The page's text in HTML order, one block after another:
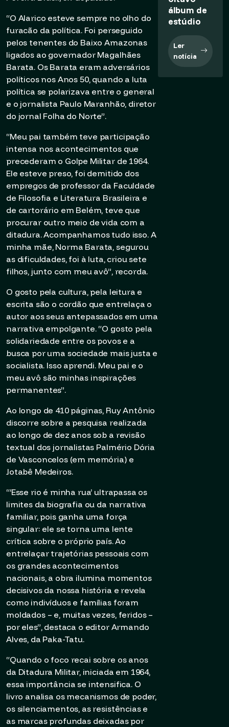
“O Alarico esteve sempre no olho do
furacão da política. Foi perseguido
pelos tenentes do Baixo Amazonas
ligados ao governador Magalhães
Barata. Os Barata eram adversários
políticos nos Anos 50, quando a luta
política se polarizava entre o general
e o jornalista Paulo Maranhão, diretor
do jornal Folha do Norte”.
“Meu pai também teve participação
intensa nos acontecimentos que
precederam o Golpe Militar de 1964.
Ele esteve preso, foi demitido dos
empregos de professor da Faculdade
de Filosofia e Literatura Brasileira e
de cartorário em Belém, teve que
procurar outro meio de vida com a
ditadura. Acompanhamos tudo isso. A
minha mãe, Norma Barata, segurou
as dificuldades, foi à luta, criou sete
filhos, junto com meu avô”, recorda.
O gosto pela cultura, pela leitura e
escrita são o cordão que entrelaça o
autor aos seus antepassados em uma
narrativa empolgante. “O gosto pela
solidariedade entre os povos e a
busca por uma sociedade mais justa e
socialista. Isso aprendi. Meu pai e o
meu avô são minhas inspirações
permanentes”.
Ao longo de 410 páginas, Ruy Antônio
discorre sobre a pesquisa realizada
ao longo de dez anos sob a revisão
textual dos jornalistas Palmério Dória
de Vasconcelos (em memória) e
Jotabê Medeiros.
“‘Esse rio é minha rua’ ultrapassa os
limites da biografia ou da narrativa
familiar, pois ganha uma força
singular: ele se torna uma lente
crítica sobre o próprio país. Ao
entrelaçar trajetórias pessoais com
os grandes acontecimentos
nacionais, a obra ilumina momentos
decisivos da nossa história e revela
como indivíduos e famílias foram
moldados – e, muitas vezes, feridos –
por eles”, destaca o editor Armando
Alves, da Paka-Tatu.
“Quando o foco recai sobre os anos
da Ditadura Militar, iniciada em 1964,
essa importância se intensifica. O
livro analisa os mecanismos de poder,
os silenciamentos, as resistências e
as marcas profundas deixadas por
álbum de
estúdio
Ler
notícia